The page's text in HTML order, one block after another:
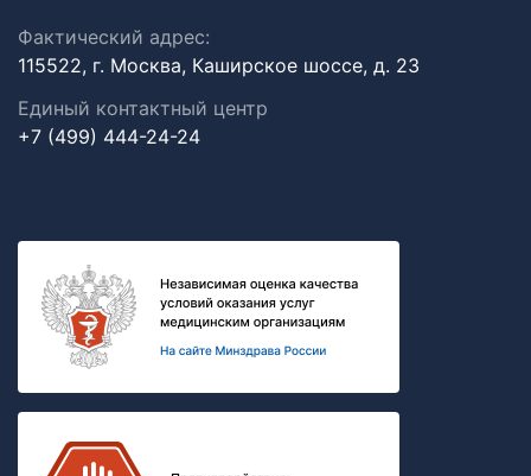
Фактический адрес:
115522, г. Москва, Каширское шоссе, д. 23
Единый контактный центр
+7 (499) 444-24-24